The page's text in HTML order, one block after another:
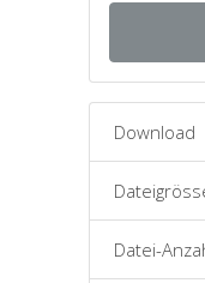
Download
Datei-